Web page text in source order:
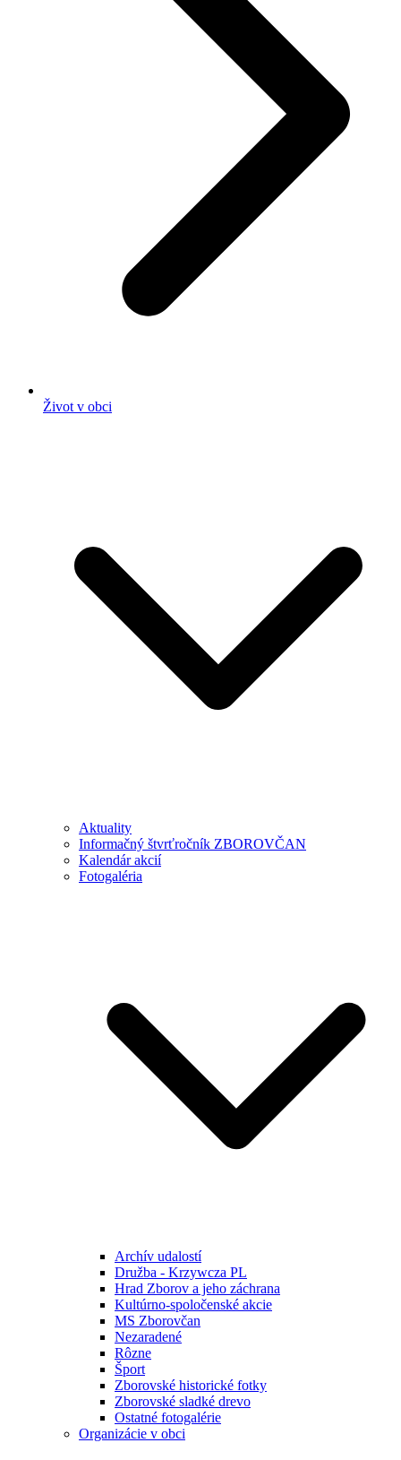
Život v obci
Aktuality
Informačný štvrťročník ZBOROVČAN
Kalendár akcií
Fotogaléria
Archív udalostí
Družba - Krzywcza PL
Hrad Zborov a jeho záchrana
Kultúrno-spoločenské akcie
MS Zborovčan
Nezaradené
Rôzne
Šport
Zborovské historické fotky
Zborovské sladké drevo
Ostatné fotogalérie
Organizácie v obci